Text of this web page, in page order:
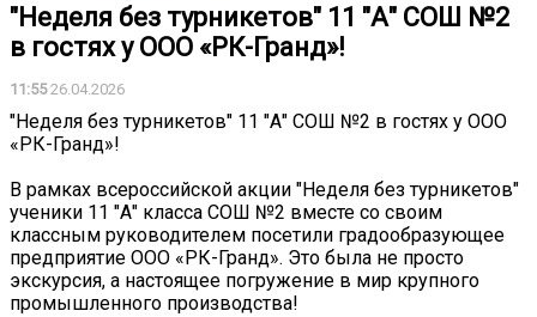
"Неделя без турникетов" 11 "А" СОШ №2
в гостях у ООО «РК-Гранд»!
11:5526.04.2026
"Неделя без турникетов" 11 "А" СОШ №2 в гостях у ООО
«РК-Гранд»!
В рамках всероссийской акции "Неделя без турникетов"
ученики 11 "А" класса СОШ №2 вместе со своим
классным руководителем посетили градообразующее
предприятие ООО «РК-Гранд». Это была не просто
экскурсия, а настоящее погружение в мир крупного
промышленного производства!